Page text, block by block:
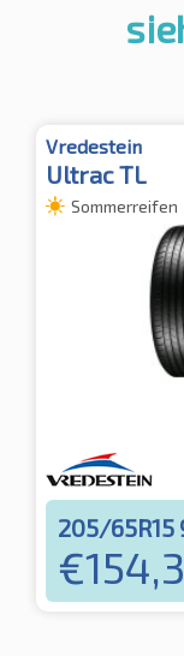
Vredestein
Ultrac TL
Sommerreifen
205/65R15
€